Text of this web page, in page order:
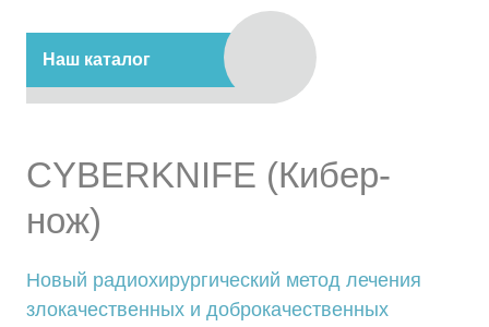
Наш каталог
CYBERKNIFE (Кибер-
нож)
Новый радиохирургический метод лечения
злокачественных и доброкачественных